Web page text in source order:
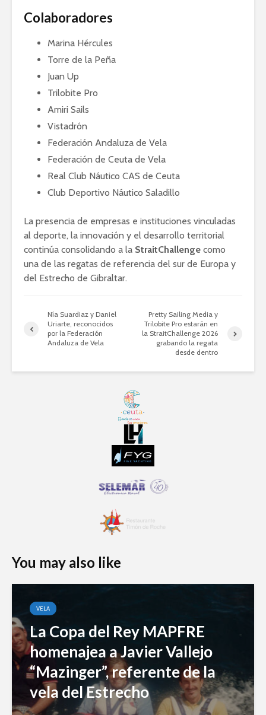
Colaboradores
Marina Hércules
Torre de la Peña
Juan Up
Trilobite Pro
Amiri Sails
Vistadrón
Federación Andaluza de Vela
Federación de Ceuta de Vela
Real Club Náutico CAS de Ceuta
Club Deportivo Náutico Saladillo
La presencia de empresas e instituciones vinculadas
al deporte, la innovación y el desarrollo territorial
continúa consolidando a la StraitChallenge como
una de las regatas de referencia del sur de Europa y
del Estrecho de Gibraltar.
Nía Suardiaz y Daniel
Uriarte, reconocidos
por la Federación
Andaluza de Vela
Pretty Sailing Media y
Trilobite Pro estarán en
la StraitChallenge 2026
grabando la regata
desde dentro
You may also like
VELA
La Copa del Rey MAPFRE
homenajea a Javier Vallejo
“Mazinger”, referente de la
vela del Estrecho